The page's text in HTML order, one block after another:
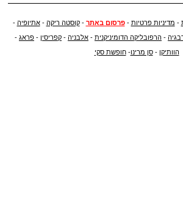
- מדיניות פרטיות -פרסום באתר -קוסטה ריקה -אתיופיה -
- הרפובליקה הדומיניקנית - אלבניה - קפריסין - פראג -
הוותיקן -סן מרינו-חופשת סקי